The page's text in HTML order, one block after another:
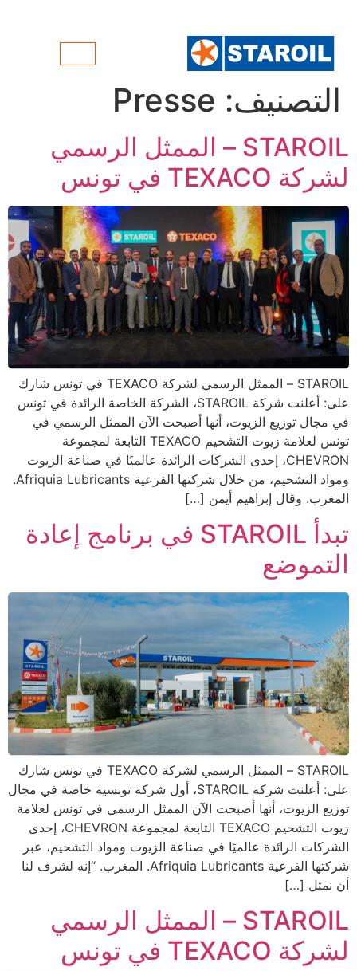
التصنيف: Presse
STAROIL – الممثل الرسمي
لشركة TEXACO في تونس
STAROIL – الممثل الرسمي لشركة TEXACO في تونس شارك
على: أعلنت شركة STAROIL، الشركة الخاصة الرائدة في تونس
في مجال توزيع الزيوت، أنها أصبحت الآن الممثل الرسمي في
تونس لعلامة زيوت التشحيم TEXACO التابعة لمجموعة
CHEVRON، إحدى الشركات الرائدة عالميًا في صناعة الزيوت
ومواد التشحيم، من خلال شركتها الفرعية Afriquia Lubricants.
المغرب. وقال إبراهيم أيمن […]
تبدأ STAROIL في برنامج إعادة
التموضع
STAROIL – الممثل الرسمي لشركة TEXACO في تونس شارك
على: أعلنت شركة STAROIL، أول شركة تونسية خاصة في مجال
توزيع الزيوت، أنها أصبحت الآن الممثل الرسمي في تونس لعلامة
زيوت التشحيم TEXACO التابعة لمجموعة CHEVRON، إحدى
الشركات الرائدة عالميًا في صناعة الزيوت ومواد التشحيم، عبر
شركتها الفرعية Afriquia Lubricants. المغرب. “إنه لشرف لنا
أن نمثل […]
STAROIL – الممثل الرسمي
لشركة TEXACO في تونس